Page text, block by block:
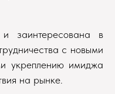
заинтересована в
с новыми
укреплению имиджа
на рынке.